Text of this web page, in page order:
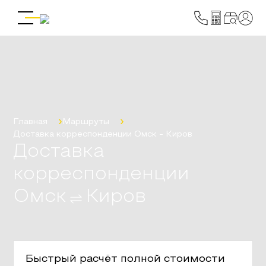
Главная
Маршруты
Доставка корреспонденции Омск - Киров
Доставка
корреспонденции
Омск
Киров
Быстрый расчёт полной стоимости